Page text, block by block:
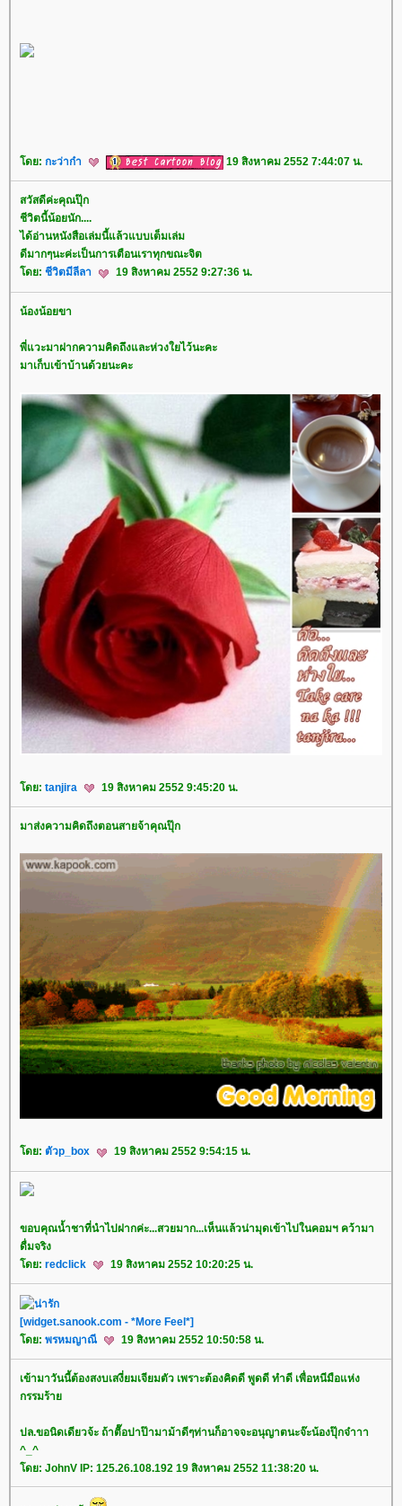
ดย: กะว่าก๋า 19 สิงหาคม 2552 7:44:07 น.
สวัสดีค่ะคุณปุ๊ก
ชีวิตนี้น้อยนัก....
ได้อ่านหนังสือเล่มนี้แล้วแบบเต็มเล่ม
ดีมากๆนะค่ะเป็นการเตือนเราทุกขณะจิต
ดย: ชีวิตมีลีลา 19 สิงหาคม 2552 9:27:36 น.
น้องน้อยขา
พี่แวะมาฝากความคิดถึงและห่วงใยไว้นะคะ
มาเก็บเข้าบ้านด้วยนะคะ
ดย: tanjira 19 สิงหาคม 2552 9:45:20 น.
มาส่งความคิดถึงตอนสายจ้าคุณปุ๊ก
ดย: ตัวp_box 19 สิงหาคม 2552 9:54:15 น.
ขอบคุณน้ำชาที่นำไปฝากค่ะ...สวยมาก...เห็นแล้วน่ามุดเข้าไปในคอมฯ คว้ามา
ดื่มจริง
ดย: redclick 19 สิงหาคม 2552 10:20:25 น.
[widget.sanook.com - *More Feel*]
ดย: พรหมญาณี 19 สิงหาคม 2552 10:50:58 น.
เข้ามาวันนี้ต้องสงบเสงี่ยมเจียมตัว เพราะต้องคิดดี พูดดี ทำดี เพื่อหนีมือแห่ง
กรรมร้า
ปล.ขอนิดเดียวจ้ะ ถ้าตื๊อปาป๊ามาม้าดีๆท่านก็อาจจะอนุญาตนะจ๊ะน้องปุ๊กจ๋าาา
^_^
ดย: JohnV IP: 125.26.108.192 19 สิงหาคม 2552 11:38:20 น.